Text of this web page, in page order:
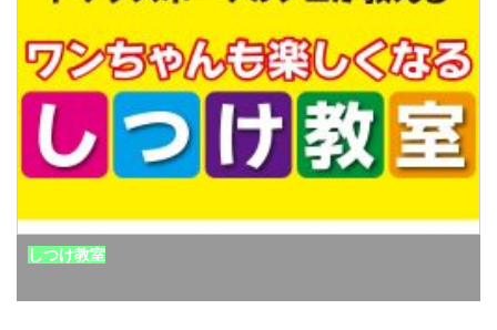
しつけ教室